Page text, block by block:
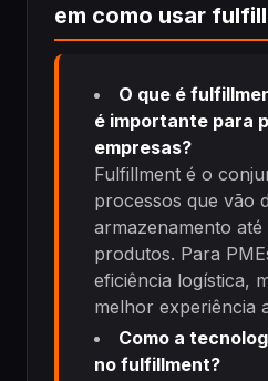
em como usar
O que é
é importante para
empresas?
Fulfillment é o
processos que vão
armazenamento até
produtos. Para
eficiência logística,
melhor experiência
Como a
no fulfillment?